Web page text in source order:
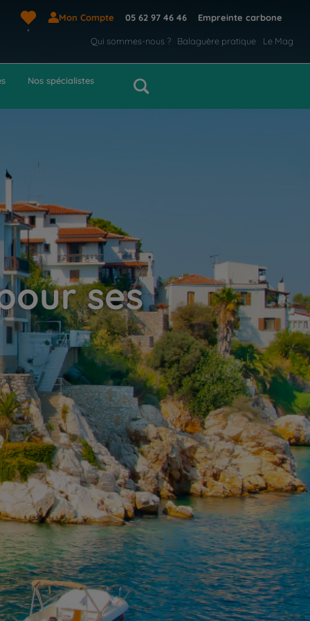
Mon Compte 05 62 97 46 46 Empreinte carbone
Qui sommes-nous ? Balaguère pratique Le Mag
Nos spécialistes
ses